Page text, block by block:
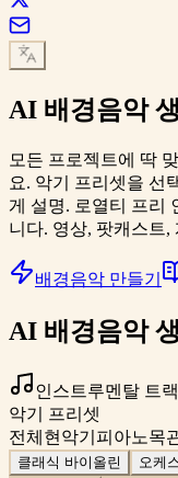
AI 배경음악
모든 프로젝트에 딱
요. 악기 프리셋을 선
게 설명. 로열티 프리
니다. 영상, 팟캐스트,
배경음악 만들기
AI 배경음악
인스트루멘탈 트랙
악기 프리셋
전체 현악기 피아노목
클래식 바이올린 오케